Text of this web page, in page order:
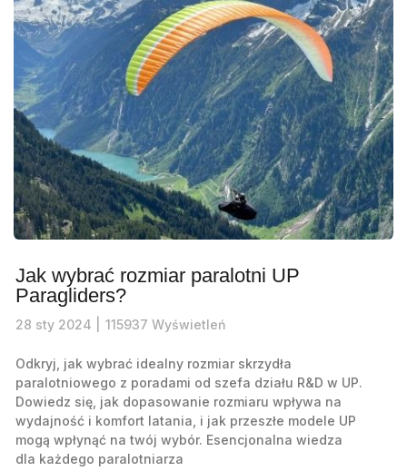
Jak wybrać rozmiar paralotni UP
Paragliders?
28 sty 2024 | 115937 Wyświetleń
Odkryj, jak wybrać idealny rozmiar skrzydła
paralotniowego z poradami od szefa działu R&D w UP.
Dowiedz się, jak dopasowanie rozmiaru wpływa na
wydajność i komfort latania, i jak przeszłe modele UP
mogą wpłynąć na twój wybór. Esencjonalna wiedza
dla każdego paralotniarza